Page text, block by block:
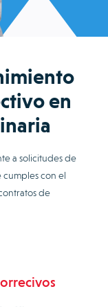
en
a solicitudes de
cumples con el
de